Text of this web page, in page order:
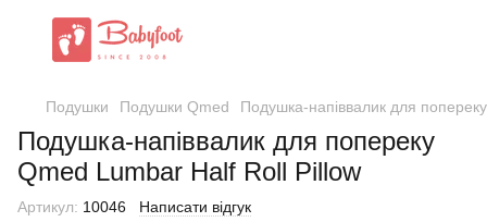
Подушки Подушки Qmed Подушка-напіввалик для
Подушка-напіввалик для попереку
Qmed Lumbar Half Roll Pillow
Артикул: 10046 Написати відгук